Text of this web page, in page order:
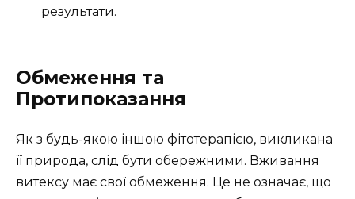
результати.
Обмеження та
Протипоказання
Як з будь-якою іншою фітотерапією, викликана
її природа, слід бути обережними. Вживання
витексу має свої обмеження. Це не означає, що